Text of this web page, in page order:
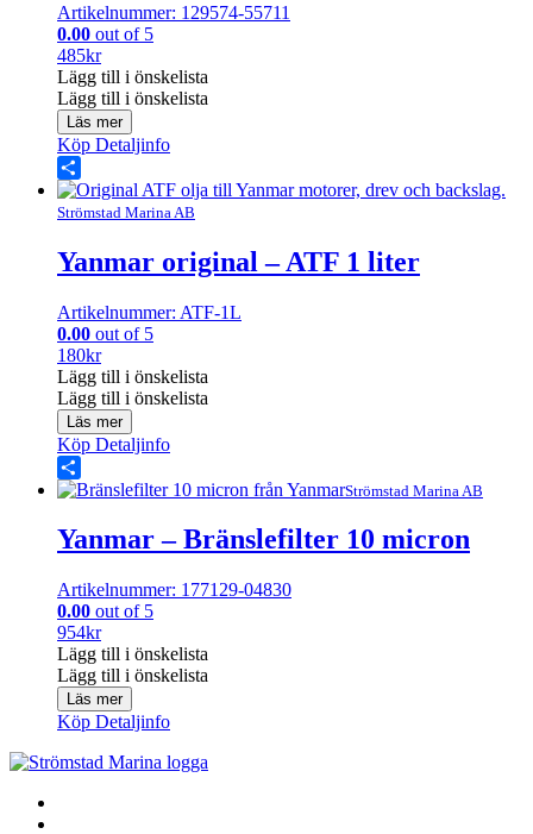
Artikelnummer: 129574-55711
0.00 out of 5
485kr
Lägg till i önskelista
Lägg till i önskelista
Läs mer
Köp Detaljinfo
Share
Strömstad Marina AB
Yanmar original – ATF 1 liter
Artikelnummer: ATF-1L
0.00 out of 5
180kr
Lägg till i önskelista
Lägg till i önskelista
Läs mer
Köp Detaljinfo
Share Strömstad Marina AB
Yanmar – Bränslefilter 10 micron
Artikelnummer: 177129-04830
0.00 out of 5
954kr
Lägg till i önskelista
Lägg till i önskelista
Läs mer
Köp Detaljinfo